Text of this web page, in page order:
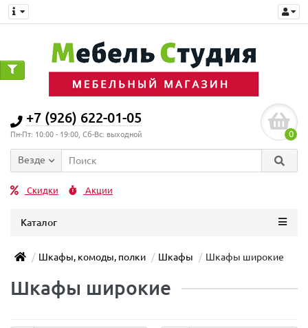
+7 (926) 622-01-05
Пн-Пт: 10:00 - 19:00, Сб-Вс: выходной 0
Везде
Скидки Акции
Каталог
Шкафы, комоды, полки Шкафы Шкафы широкие
Шкафы широкие